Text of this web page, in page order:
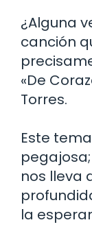
¿Alguna
canción
«De
Torres.
Este
nos lleva
la